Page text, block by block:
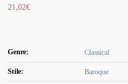
21,02€
Genre: Classical
Stile: Baroque